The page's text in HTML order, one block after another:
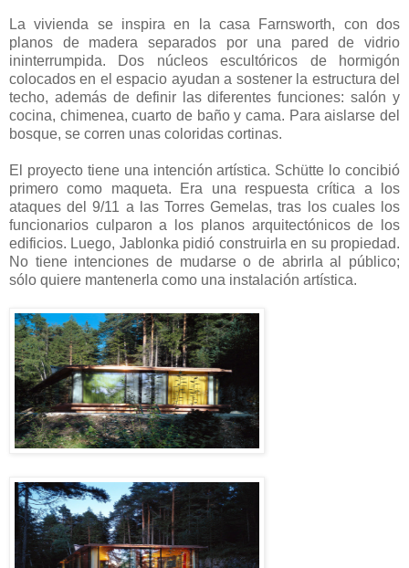
La vivienda se inspira en la casa Farnsworth, con dos
planos de madera separados por una pared de vidrio
ininterrumpida. Dos núcleos escultóricos de hormigón
colocados en el espacio ayudan a sostener la estructura del
techo, además de definir las diferentes funciones: salón y
cocina, chimenea, cuarto de baño y cama. Para aislarse del
bosque, se corren unas coloridas cortinas.
El proyecto tiene una intención artística. Schütte lo concibió
primero como maqueta. Era una respuesta crítica a los
ataques del 9/11 a las Torres Gemelas, tras los cuales los
funcionarios culparon a los planos arquitectónicos de los
edificios. Luego, Jablonka pidió construirla en su propiedad.
No tiene intenciones de mudarse o de abrirla al público;
sólo quiere mantenerla como una instalación artística.